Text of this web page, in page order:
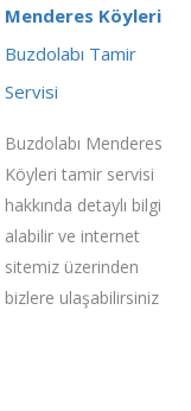
Menderes Köyleri
Buzdolabı Tamir
Servisi
Buzdolabı Menderes
Köyleri tamir servisi
hakkında detaylı bilgi
alabilir ve internet
sitemiz üzerinden
bizlere ulaşabilirsiniz